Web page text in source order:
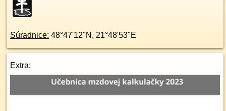
Súradnice: 48°47'12"N , 21°48'53"E
Extra: